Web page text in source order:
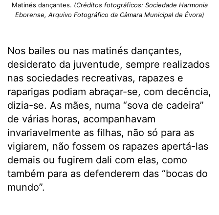
Matinés dançantes. (Créditos fotográficos: Sociedade Harmonia
Eborense, Arquivo Fotográfico da Câmara Municipal de Évora)
Nos bailes ou nas matinés dançantes,
desiderato da juventude, sempre realizados
nas sociedades recreativas, rapazes e
raparigas podiam abraçar-se, com decência,
dizia-se. As mães, numa “sova de cadeira”
de várias horas, acompanhavam
invariavelmente as filhas, não só para as
vigiarem, não fossem os rapazes apertá-las
demais ou fugirem dali com elas, como
também para as defenderem das “bocas do
mundo”.